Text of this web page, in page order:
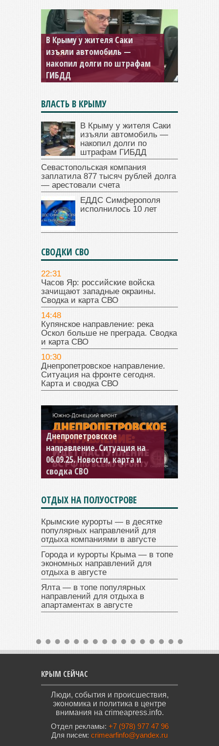
Севастопольская компания
заплатила 877 тысяч рублей
долга — арестовали счета
ВЛАСТЬ В КРЫМУ
В Крыму у жителя Саки
изъяли автомобиль —
накопил долги по
штрафам ГИБДД
Севастопольская компания
заплатила 877 тысяч рублей долга
— арестовали счета
ЕДДС Симферополя
исполнилось 10 лет
СВОДКИ СВО
22:31
Часов Яр: российские войска
зачищают западные окраины.
Сводка и карта СВО
14:48
Купянское направление: река
Оскол больше не преграда. Сводка
и карта СВО
10:30
Днепропетровское направление.
Ситуация на фронте сегодня.
Карта и сводка СВО
Константиновское
направление. Ситуация на
04.09.25 Новости, карта и
сводка СВО
ОТДЫХ НА ПОЛУОСТРОВЕ
Крымские курорты — в десятке
популярных направлений для
отдыха компаниями в августе
Города и курорты Крыма — в топе
экономных направлений для
отдыха в августе
Ялта — в топе популярных
направлений для отдыха в
апартаментах в августе
КРЫМ СЕЙЧАС
Люди, события и происшествия,
экономика и политика в центре
внимания на crimeapress.info.
Отдел рекламы: +7 (978) 977 47 96
Для писем: crimearfinfo@yandex.ru